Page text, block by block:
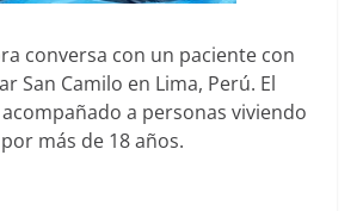
conversa con un paciente con
San Camilo en Lima, Perú. El
a personas viviendo
más de 18 años.